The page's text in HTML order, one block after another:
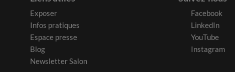
Exposer
Infos pratiques
Espace presse
Blog
Newsletter Salon
Facebook
LinkedIn
YouTube
Instagram